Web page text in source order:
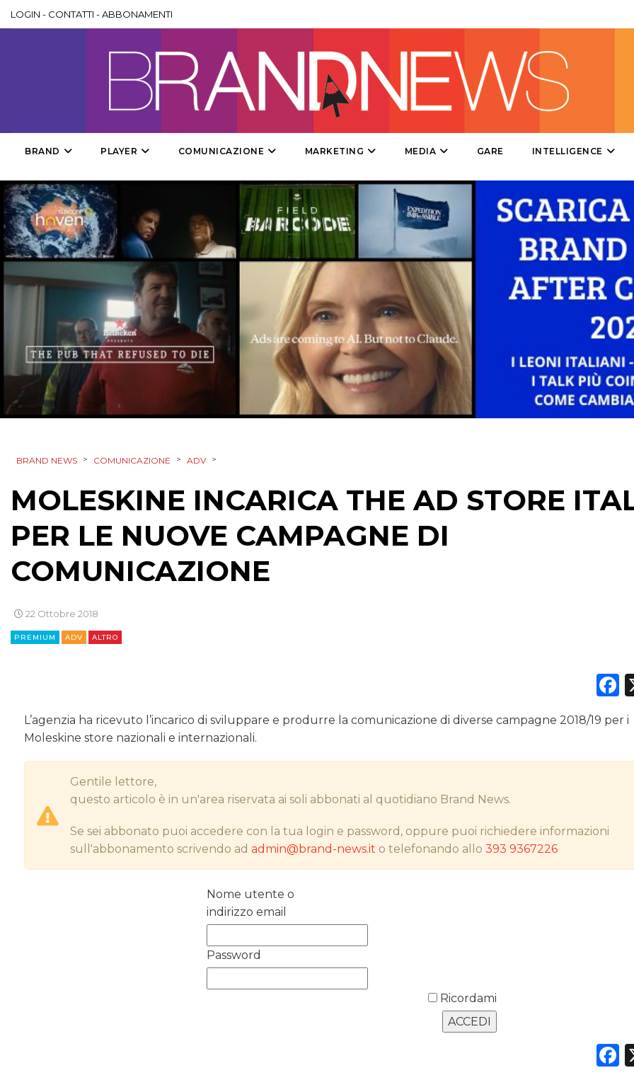
DESIGN
PUNTI VENDITA
CSR
STRATEGIE
CINEMA
NORMATIVE
TREND
LOGIN - CONTATTI -ABBONAMENTI
BRAND PLAYER COMUNICAZIONE MARKETING MEDIA GARE INTELLIGENCE
BRAND NEWS > COMUNICAZIONE > ADV >
MOLESKINE INCARICA THE AD STORE
PER LE NUOVE CAMPAGNE DI
COMUNICAZIONE
22 Ottobre 2018
PREMIUM ADV ALTRO
L’agenzia ha ricevuto l’incarico di sviluppare e produrre la comunicazione di diverse campagne 2018/19 per i
Moleskine store nazionali e internazionali.
Gentile lettore,
questo articolo è in un'area riservata ai soli abbonati al quotidiano Brand News.
Se sei abbonato puoi accedere con la tua login e password, oppure puoi richiedere informazioni
sull'abbonamento scrivendo adadmin@brand-news.it o telefonando allo393 9367226
Nome utente o
indirizzo email
Password
Ricordami